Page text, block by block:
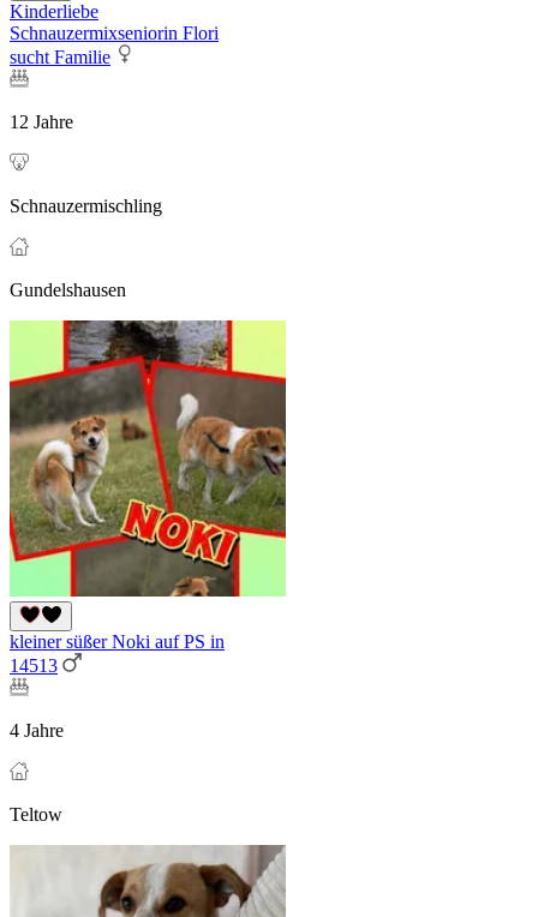
Kinderliebe
Schnauzermixseniorin Flori
sucht Familie
12 Jahre
Schnauzermischling
Gundelshausen
kleiner süßer Noki auf PS in
14513
4 Jahre
Teltow